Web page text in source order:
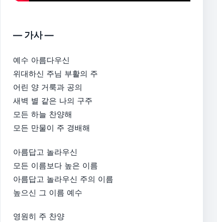
— 가사 —
예수 아름다우신
위대하신 주님 부활의 주
어린 양 거룩과 공의
새벽 별 같은 나의 구주
모든 하늘 찬양해
모든 만물이 주 경배해
아름답고 놀라우신
모든 이름보다 높은 이름
아름답고 놀라우신 주의 이름
높으신 그 이름 예수
영원히 주 찬양